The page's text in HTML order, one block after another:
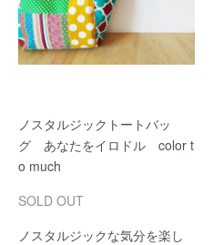
ノスタルジックトートバッ
グ あなたをイロドル color t
o much
SOLD OUT
ノスタルジックな気分を楽し